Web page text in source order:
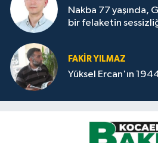
Nakba 77 yaşında,
bir felaketin
FAKİR YILMAZ
Yüksel Ercan'ın